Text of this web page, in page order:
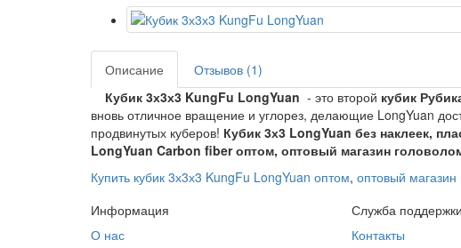
Описание
Отзывов (1)
Кубик 3х3х3 KungFu LongYuan - это второй кубик
вновь отличное вращение и углорез, делающие LongYuan
продвинутых куберов! Кубик 3х3 LongYuan без наклеек,
LongYuan Carbon fiber оптом, оптовый магазин
Купить кубик 3х3х3 KungFu LongYuan оптом, оптовый магазин
Информация
О нас
Служба поддержки
Контакты